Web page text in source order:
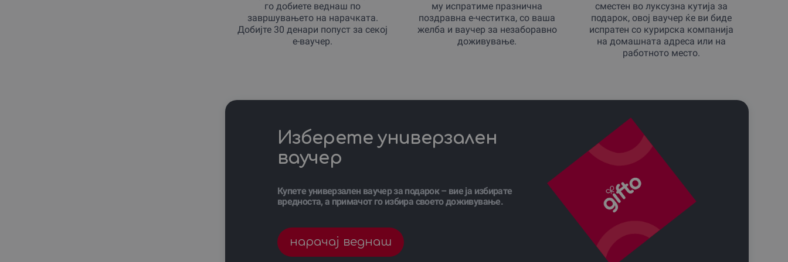
го добиете веднаш по
завршувањето на нарачката.
Добијте 30 денари попуст за секој
е-ваучер.
му испратиме празнична
поздравна е-честитка, со ваша
желба и ваучер за незаборавно
доживување.
сместен во луксузна кутија за
подарок, овој ваучер ќе ви биде
испратен со курирска компанија
на домашната адреса или на
работното место.
Изберете универзален
ваучер
Купете универзален ваучер за подарок – вие ја избирате
вредноста, а примачот го избира своето доживување.
нарачај веднаш